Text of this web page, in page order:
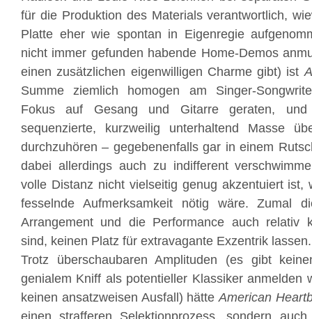
für die Produktion des Materials verantwortlich,
Platte eher wie spontan in Eigenregie
nicht immer gefunden habende Home-Demos
einen zusätzlichen eigenwilligen Charme gibt) ist
Summe ziemlich homogen am Singer-
Fokus auf Gesang und Gitarre geraten,
sequenzierte, kurzweilig unterhaltend Masse
durchzuhören – gegebenenfalls gar in einem
dabei allerdings auch zu indifferent
volle Distanz nicht vielseitig genug akzentuiert ist,
fesselnde Aufmerksamkeit nötig wäre. Zumal
Arrangement und die Performance auch relativ
sind, keinen Platz für extravagante Exzentrik lassen.
Trotz überschaubaren Amplituden (es gibt
genialem Kniff als potentieller Klassiker anmelden
keinen ansatzweisen Ausfall) hätteAmerican
einen strafferen Selektionprozess, sondern